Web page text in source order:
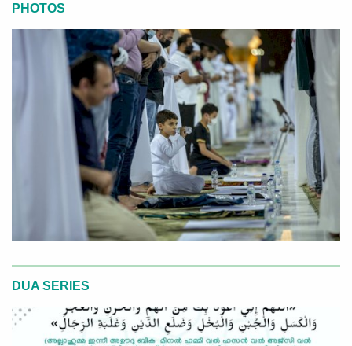
PHOTOS
DUA SERIES